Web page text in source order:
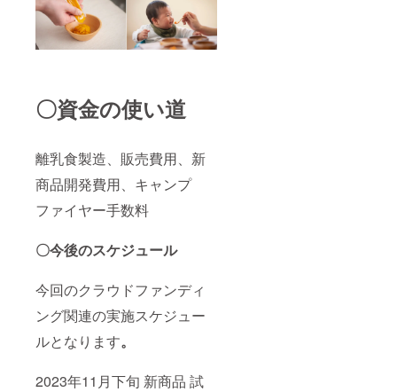
〇資金の使い道
離乳食製造、販売費用、新
商品開発費用、キャンプ
ファイヤー手数料
〇今後のスケジュール
今回のクラウドファンディ
ング関連の実施スケジュー
ルとなります。
2023年11月下旬 新商品 試